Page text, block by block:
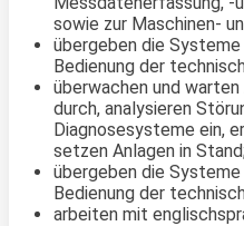
sowie zur Maschinen-
übergeben die
Bedienung der
überwachen und
durch, analysieren
Diagnosesysteme ein,
setzen Anlagen in
übergeben die
Bedienung der
arbeiten mit